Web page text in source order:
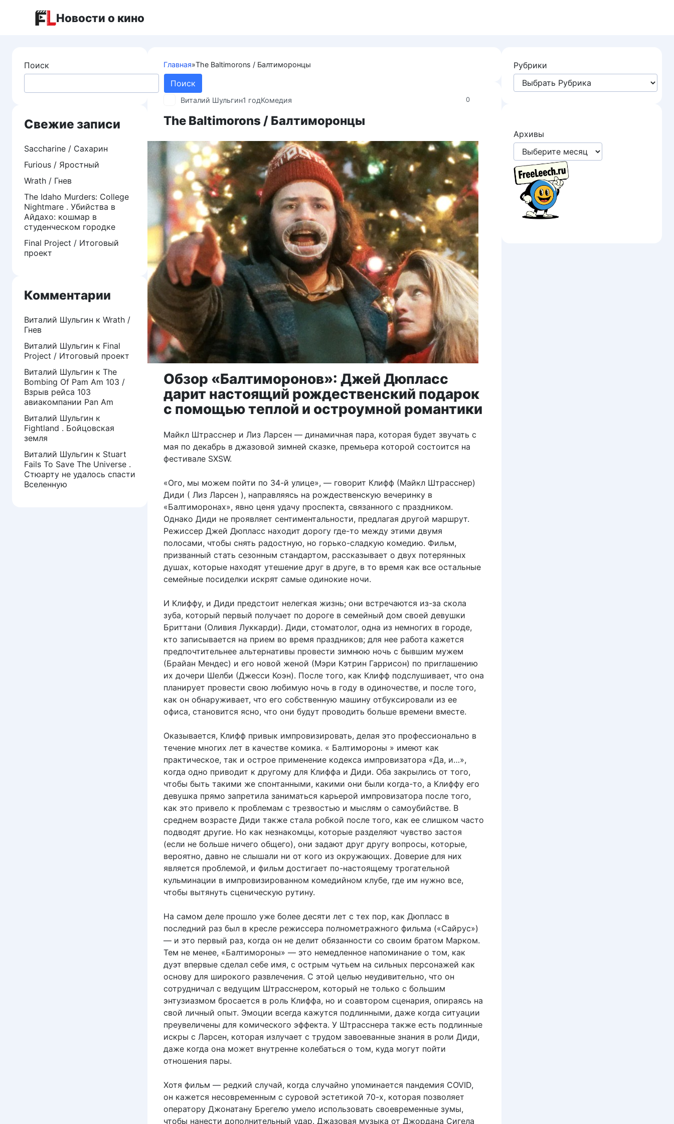
Новости о кино
Главная»The Baltimorons / Балтиморонцы
0
Виталий Шульгин1 годКомедия
The Baltimorons / Балтиморонцы
Обзор «Балтиморонов»: Джей Дюпласс
дарит настоящий рождественский подарок
с помощью теплой и остроумной романтики
Майкл Штрасснер и Лиз Ларсен — динамичная пара, которая будет звучать с
мая по декабрь в джазовой зимней сказке, премьера которой состоится на
фестивале SXSW.
«Ого, мы можем пойти по 34-й улице», — говорит Клифф (Майкл Штрасснер)
Диди ( Лиз Ларсен ), направляясь на рождественскую вечеринку в
«Балтиморонах», явно ценя удачу проспекта, связанного с праздником.
Однако Диди не проявляет сентиментальности, предлагая другой маршрут.
Режиссер Джей Дюпласс находит дорогу где-то между этими двумя
полосами, чтобы снять радостную, но горько-сладкую комедию. Фильм,
призванный стать сезонным стандартом, рассказывает о двух потерянных
душах, которые находят утешение друг в друге, в то время как все остальные
семейные посиделки искрят самые одинокие ночи.
И Клиффу, и Диди предстоит нелегкая жизнь; они встречаются из-за скола
зуба, который первый получает по дороге в семейный дом своей девушки
Бриттани (Оливия Луккарди). Диди, стоматолог, одна из немногих в городе,
кто записывается на прием во время праздников; для нее работа кажется
предпочтительнее альтернативы провести зимнюю ночь с бывшим мужем
(Брайан Мендес) и его новой женой (Мэри Кэтрин Гаррисон) по приглашению
их дочери Шелби (Джесси Коэн). После того, как Клифф подслушивает, что она
планирует провести свою любимую ночь в году в одиночестве, и после того,
как он обнаруживает, что его собственную машину отбуксировали из ее
офиса, становится ясно, что они будут проводить больше времени вместе.
Оказывается, Клифф привык импровизировать, делая это профессионально в
течение многих лет в качестве комика. « Балтимороны » имеют как
практическое, так и острое применение кодекса импровизатора «Да, и…»,
когда одно приводит к другому для Клиффа и Диди. Оба закрылись от того,
чтобы быть такими же спонтанными, какими они были когда-то, а Клиффу его
девушка прямо запретила заниматься карьерой импровизатора после того,
как это привело к проблемам с трезвостью и мыслям о самоубийстве. В
среднем возрасте Диди также стала робкой после того, как ее слишком часто
подводят другие. Но как незнакомцы, которые разделяют чувство застоя
(если не больше ничего общего), они задают друг другу вопросы, которые,
вероятно, давно не слышали ни от кого из окружающих. Доверие для них
является проблемой, и фильм достигает по-настоящему трогательной
кульминации в импровизированном комедийном клубе, где им нужно все,
чтобы вытянуть сценическую рутину.
На самом деле прошло уже более десяти лет с тех пор, как Дюпласс в
последний раз был в кресле режиссера полнометражного фильма («Сайрус»)
— и это первый раз, когда он не делит обязанности со своим братом Марком.
Тем не менее, «Балтимороны» — это немедленное напоминание о том, как
дуэт впервые сделал себе имя, с острым чутьем на сильных персонажей как
основу для широкого развлечения. С этой целью неудивительно, что он
сотрудничал с ведущим Штрасснером, который не только с большим
энтузиазмом бросается в роль Клиффа, но и соавтором сценария, опираясь на
свой личный опыт. Эмоции всегда кажутся подлинными, даже когда ситуации
преувеличены для комического эффекта. У Штрасснера также есть подлинные
искры с Ларсен, которая излучает с трудом завоеванные знания в роли Диди,
даже когда она может внутренне колебаться о том, куда могут пойти
отношения пары.
Хотя фильм — редкий случай, когда случайно упоминается пандемия COVID,
он кажется несовременным с суровой эстетикой 70-х, которая позволяет
оператору Джонатану Брегелю умело использовать своевременные зумы,
чтобы нанести дополнительный удар. Джазовая музыка от Джордана Сигела
Поиск
Поиск
Свежие записи
Saccharine / Сахарин
Furious / Яростный
Wrath / Гнев
The Idaho Murders: College
Nightmare . Убийства в
Айдахо: кошмар в
студенческом городке
Final Project / Итоговый
проект
Комментарии
Виталий Шульгин к Wrath /
Гнев
Виталий Шульгин к Final
Project / Итоговый проект
Виталий Шульгин к The
Bombing Of Pam Am 103 /
Взрыв рейса 103
авиакомпании Pan Am
Виталий Шульгин к
Fightland . Бойцовская
земля
Виталий Шульгин к Stuart
Fails To Save The Universe .
Стюарту не удалось спасти
Вселенную
Рубрики
Архивы